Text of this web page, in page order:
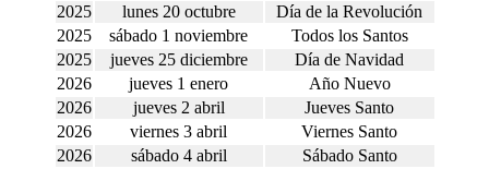
2025
lunes 20 octubre
Día de la Revolución
2025
sábado 1 noviembre
Todos los Santos
2025
jueves 25 diciembre
Día de Navidad
2026
jueves 1 enero
Año Nuevo
2026
jueves 2 abril
Jueves Santo
2026
viernes 3 abril
Viernes Santo
2026
sábado 4 abril
Sábado Santo